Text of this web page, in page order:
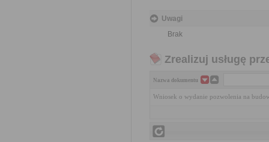
Uwagi
Brak
Zrealizuj usługę
Nazwa dokumentu
Wniosek o wydanie pozwolenia na